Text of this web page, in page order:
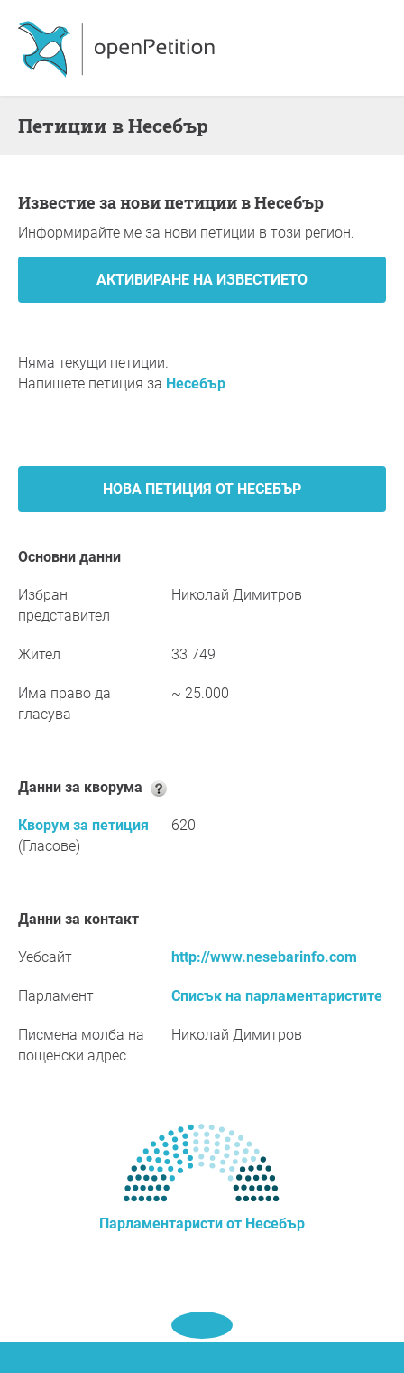
Петиции в Несебър
Известие за нови петиции в Несебър
Информирайте ме за нови петиции в този регион.
Няма текущи петиции.
Напишете петиция за Несебър
НОВА ПЕТИЦИЯ ОТ НЕСЕБЪР
Основни данни
Избран
представител
Николай Димитров
Жител 33 749
Има право да
гласува
~ 25.000
Данни за кворума
Кворум за петиция
(Гласове)
620
Данни за контакт
Уебсайт http://www.nesebarinfo.com
Парламент Списък на парламентаристите
Писмена молба на
пощенски адрес
Николай Димитров
Парламентаристи от Несебър